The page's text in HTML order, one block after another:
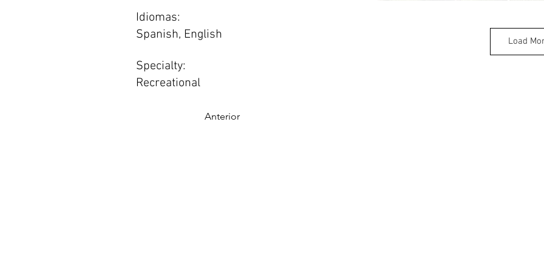
Idiomas:
Spanish, English
Specialty:
Recreational
Load
Anterior